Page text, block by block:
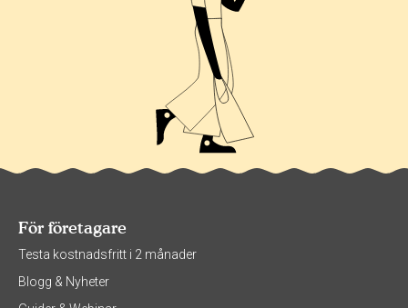
För företagare
Testa kostnadsfritt i 2 månader
Blogg & Nyheter